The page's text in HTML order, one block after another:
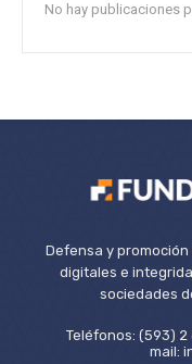
No hay publicaciones
Defensa y
digitales e
sociedades
Teléfonos: (593)
mail: